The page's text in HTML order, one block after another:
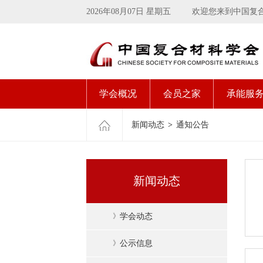
2026年08月07日 星期五 欢迎您来到中国复
学会概况 会员之家 承能服
新闻动态 > 通知公告
新闻动态
》 学会动态
》 公示信息